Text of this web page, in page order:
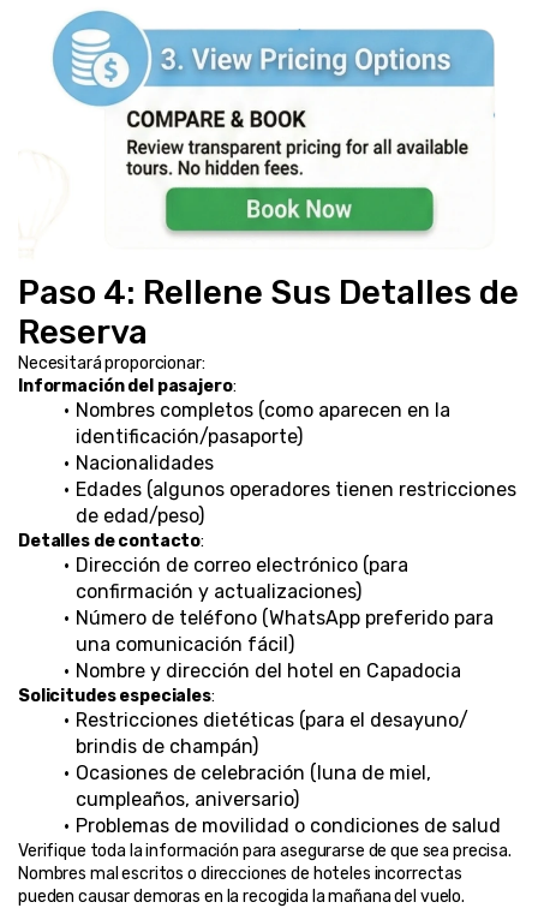
Paso 4: Rellene Sus Detalles de
Reserva
Necesitará proporcionar:
Información del pasajero:
Nombres completos (como aparecen en la
identificación/pasaporte)
Nacionalidades
Edades (algunos operadores tienen restricciones
de edad/peso)
Detalles de contacto:
Dirección de correo electrónico (para
confirmación y actualizaciones)
Número de teléfono (WhatsApp preferido para
una comunicación fácil)
Nombre y dirección del hotel en Capadocia
Solicitudes especiales:
Restricciones dietéticas (para el desayuno/
brindis de champán)
Ocasiones de celebración (luna de miel,
cumpleaños, aniversario)
Problemas de movilidad o condiciones de salud
Verifique toda la información para asegurarse de que sea precisa.
Nombres mal escritos o direcciones de hoteles incorrectas
pueden causar demoras en la recogida la mañana del vuelo.